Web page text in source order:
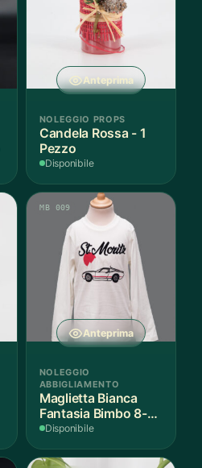
Anteprima
NOLEGGIO PROPS
Candela Rossa - 1
Pezzo
Disponibile
Anteprima
MB 009
NOLEGGIO
ABBIGLIAMENTO
Maglietta Bianca
Fantasia Bimbo 8-9
Anni Cotone - 1
Disponibile